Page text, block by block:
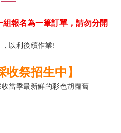
組報名為一筆訂單，請勿分開
以利後續作業!
收祭招生中 】
當季最新鮮的彩色胡蘿蔔